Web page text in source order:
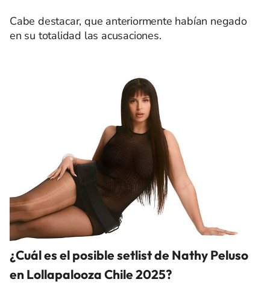
Cabe destacar, que anteriormente habían negado
en su totalidad las acusaciones.
¿Cuál es el posible setlist de Nathy Peluso
en Lollapalooza Chile 2025?